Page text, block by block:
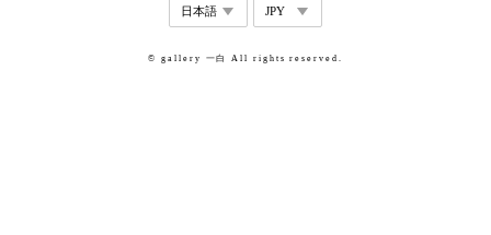
© gallery 一白 All rights reserved.